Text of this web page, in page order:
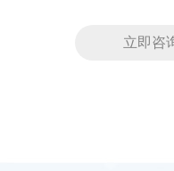
立即咨